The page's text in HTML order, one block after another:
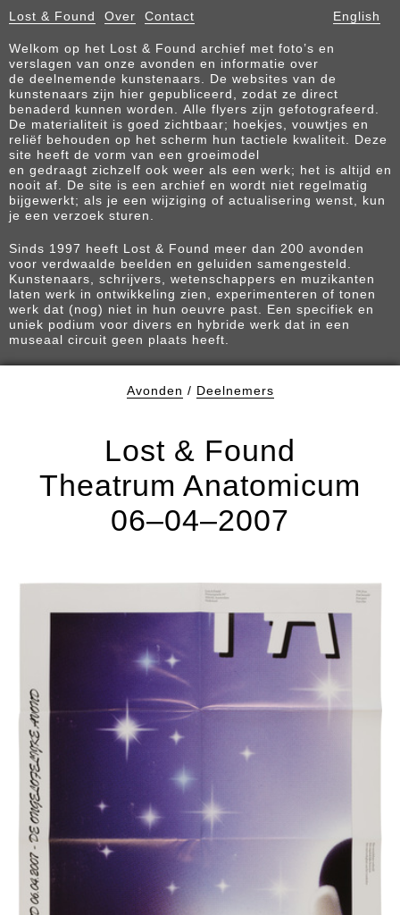
Lost & Found Over Contact English
Welkom op het Lost & Found archief met foto’s en
verslagen van onze avonden en informatie over
de deelnemende kunstenaars. De websites van de
kunstenaars zijn hier gepubliceerd, zodat ze direct
benaderd kunnen worden. Alle flyers zijn gefotografeerd.
De materialiteit is goed zichtbaar; hoekjes, vouwtjes en
reliëf behouden op het scherm hun tactiele kwaliteit. Deze
site heeft de vorm van een groeimodel
en gedraagt zichzelf ook weer als een werk; het is altijd en
nooit af. De site is een archief en wordt niet regelmatig
bijgewerkt; als je een wijziging of actualisering wenst, kun
je een verzoek sturen.
Sinds 1997 heeft Lost & Found meer dan 200 avonden
voor verdwaalde beelden en geluiden samengesteld.
Kunstenaars, schrijvers, wetenschappers en muzikanten
laten werk in ontwikkeling zien, experimenteren of tonen
werk dat (nog) niet in hun oeuvre past. Een specifiek en
uniek podium voor divers en hybride werk dat in een
museaal circuit geen plaats heeft.
Avonden / Deelnemers
Lost & Found
Theatrum Anatomicum
06–04–2007